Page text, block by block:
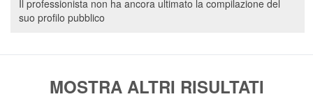
Per gli specialisti
Prenotazioni online
Planner e rubrica in cloud
Il professionista non ha ancora ultimato la compilazione del
suo profilo pubblico
MOSTRA ALTRI RISULTATI